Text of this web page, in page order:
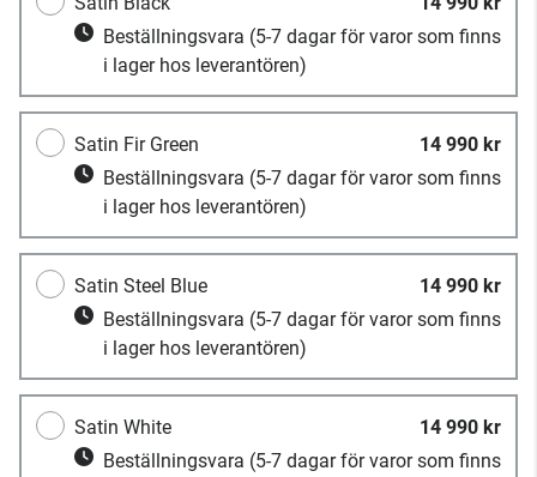
Beställningsvara (5-7 dagar för varor som finns
i lager hos leverantören)
Satin Fir Green
14 990 kr
Beställningsvara (5-7 dagar för varor som finns
i lager hos leverantören)
Satin Steel Blue
14 990 kr
Beställningsvara (5-7 dagar för varor som finns
i lager hos leverantören)
Satin White
14 990 kr
Beställningsvara (5-7 dagar för varor som finns